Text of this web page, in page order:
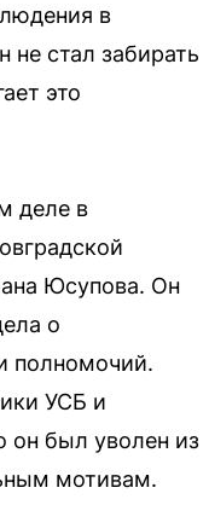
в
не стал забирать
это
деле в
Юсупова. Он
о
полномочий.
УСБ и
он был уволен из
мотивам.